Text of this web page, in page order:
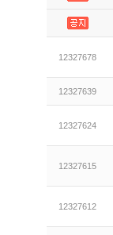
12327678
12327639
12327624
12327615
12327612